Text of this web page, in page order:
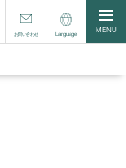
お問い合わせ Language MENU